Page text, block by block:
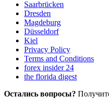
Saarbrücken
Dresden
Magdeburg
Düsseldorf
Kiel
Privacy Policy
Terms and Conditions
forex insider 24
the florida digest
Остались вопросы?